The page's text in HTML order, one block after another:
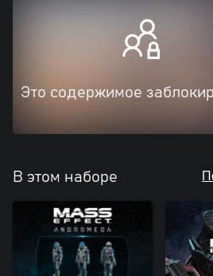
Это содержимое
В этом наборе